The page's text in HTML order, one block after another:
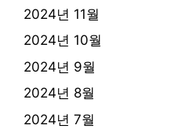
2024년 11월
2024년 10월
2024년 9월
2024년 8월
2024년 7월